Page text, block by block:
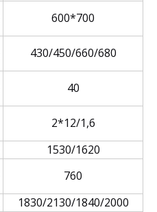
600*700
430/450/660/680
40
2*12/1,6
1530/1620
760
1830/2130/1840/2000